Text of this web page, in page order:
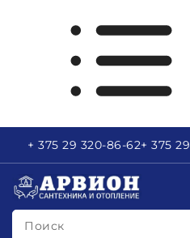
+ 375 29 320-86-62+ 375 29
Поиск